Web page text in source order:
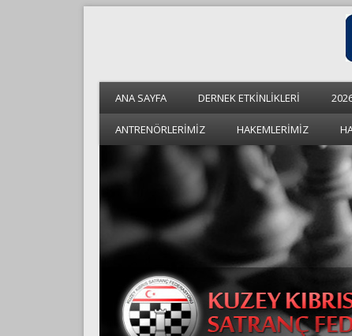
ANA SAYFA DERNEK ETKİNLİKLERİ
ANTRENÖRLERİMİZ HAKEMLERİMİZ